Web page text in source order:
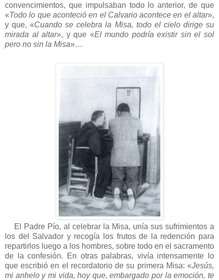
convencimientos, que impulsaban todo lo anterior, de que
«Todo lo que aconteció en el Calvario acontece en el altar»,
y que, «Cuando se celebra la Misa, todo el cielo dirige su
mirada al altar», y que «El mundo podría existir sin el sol
pero no sin la Misa»…
El Padre Pío, al celebrar la Misa, unía sus sufrimientos a
los del Salvador y recogía los frutos de la redención para
repartirlos luego a los hombres, sobre todo en el sacramento
de la confesión. En otras palabras, vivía intensamente lo
que escribió en el recordatorio de su primera Misa: «Jesús,
mi anhelo y mi vida, hoy que, embargado por la emoción, te